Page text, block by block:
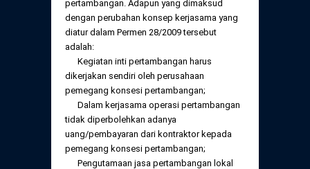
pertambangan. Adapun yang dimaksud
dengan perubahan konsep kerjasama yang
diatur dalam Permen 28/2009 tersebut
adalah:
Kegiatan inti pertambangan harus
dikerjakan sendiri oleh perusahaan
pemegang konsesi pertambangan;
Dalam kerjasama operasi pertambangan
tidak diperbolehkan adanya
uang/pembayaran dari kontraktor kepada
pemegang konsesi pertambangan;
Pengutamaan jasa pertambangan lokal